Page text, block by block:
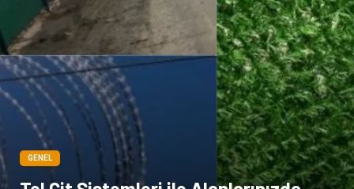
Spor Malzemeleri
GENEL